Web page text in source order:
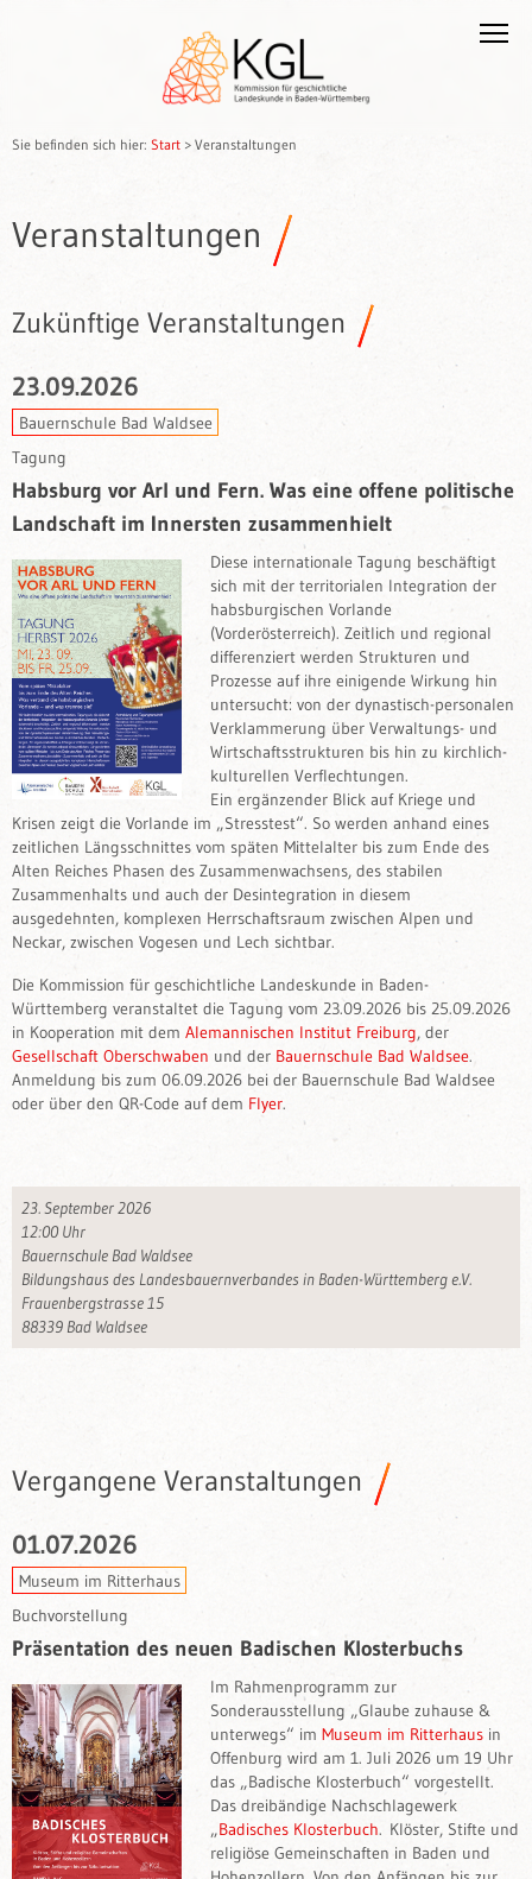
Sie befinden sich hier: Start > Veranstaltungen
Veranstaltungen
Zukünftige Veranstaltungen
23.09.2026
Bauernschule Bad Waldsee
Tagung
Habsburg vor Arl und Fern. Was eine offene politische
Landschaft im Innersten zusammenhielt
Diese internationale Tagung beschäftigt
sich mit der territorialen Integration der
habsburgischen Vorlande
(Vorderösterreich). Zeitlich und regional
differenziert werden Strukturen und
Prozesse auf ihre einigende Wirkung hin
untersucht: von der dynastisch-personalen
Verklammerung über Verwaltungs- und
Wirtschaftsstrukturen bis hin zu kirchlich-
kulturellen Verflechtungen.
Ein ergänzender Blick auf Kriege und
Krisen zeigt die Vorlande im „Stresstest“. So werden anhand eines
zeitlichen Längsschnittes vom späten Mittelalter bis zum Ende des
Alten Reiches Phasen des Zusammenwachsens, des stabilen
Zusammenhalts und auch der Desintegration in diesem
ausgedehnten, komplexen Herrschaftsraum zwischen Alpen und
Neckar, zwischen Vogesen und Lech sichtbar.
Die Kommission für geschichtliche Landeskunde in Baden-
Württemberg veranstaltet die Tagung vom 23.09.2026 bis 25.09.2026
in Kooperation mit dem Alemannischen Institut Freiburg, der
Gesellschaft Oberschwaben und der Bauernschule Bad Waldsee.
Anmeldung bis zum 06.09.2026 bei der Bauernschule Bad Waldsee
oder über den QR-Code auf dem Flyer.
23. September 2026
12:00 Uhr
Bauernschule Bad Waldsee
Bildungshaus des Landesbauernverbandes in Baden-Württemberg e.V.
Frauenbergstrasse 15
88339 Bad Waldsee
Vergangene Veranstaltungen
01.07.2026
Museum im Ritterhaus
Buchvorstellung
Präsentation des neuen Badischen Klosterbuchs
Im Rahmenprogramm zur
Sonderausstellung „Glaube zuhause &
unterwegs“ im Museum im Ritterhausin
Offenburg wird am 1. Juli 2026 um 19 Uhr
das „Badische Klosterbuch“ vorgestellt.
Das dreibändige Nachschlagewerk
„Badisches Klosterbuch. Klöster, Stifte und
religiöse Gemeinschaften in Baden und